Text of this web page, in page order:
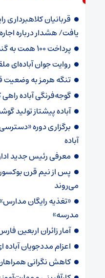
قربانیان کلاهبرداری
یافت/ هشدار درباره
پرداخت ۱۰۰ همت به گندم‌کاران تا ۲۲ مرداد
روایت جوان آباده‌ای
تنگه هرمز به وضعیت
گوجه‌فرنگی آباده
آباده پیشتاز تولید
برگزاری دوره
آباده
معرفی رئیس جدید
پس از نیم قرن
می‌روند
«تغذیه رایگان
مدرسه»
آمار زائران اربعین فارس از ۱۳۶ هزار
اعزام مددجویان آباده
کاهش نگرانی